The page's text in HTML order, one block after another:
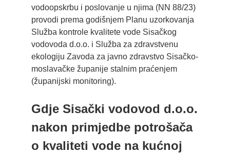
vodoopskrbu i poslovanje u njima (NN 88/23)
provodi prema godišnjem Planu uzorkovanja
Služba kontrole kvalitete vode Sisačkog
vodovoda d.o.o. i Služba za zdravstvenu
ekologiju Zavoda za javno zdravstvo Sisačko-
moslavačke županije stalnim praćenjem
(županijski monitoring).
Gdje Sisački vodovod d.o.o.
nakon primjedbe potrošača
o kvaliteti vode na kućnoj